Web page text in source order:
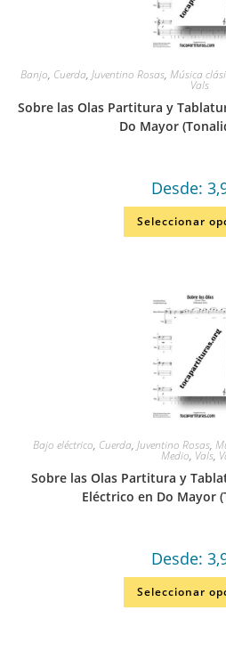
Banjo, Cuerda, Juventino Rosas, Música
Vals
Sobre las Olas Partitura y
Do Mayor
Desde:
Seleccionar
Bajo eléctrico, Cuerda, Juventino Rosas,
Medio, Vals,
Sobre las Olas Partitura y
Eléctrico en Do Mayor
Desde:
Seleccionar